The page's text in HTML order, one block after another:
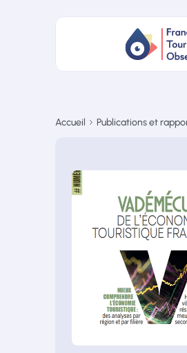
Accueil Publications et